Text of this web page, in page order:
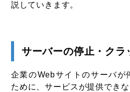
説していきます。
サーバーの停止・クラ
企業のWebサイトのサーバが
ために、サービスが提供でき